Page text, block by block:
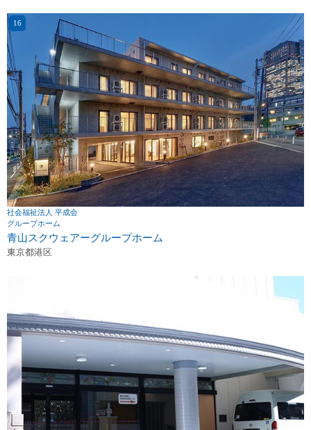
社会福祉法人 平成会
グループホーム
青山スクウェアーグループホーム
東京都港区